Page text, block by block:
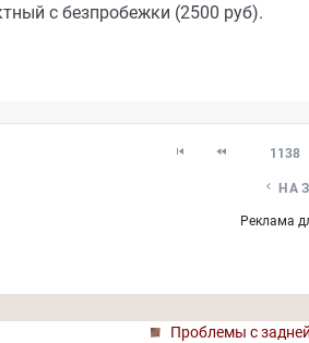
с безпробежки (2500 руб).
  1138

Реклама
Проблемы с